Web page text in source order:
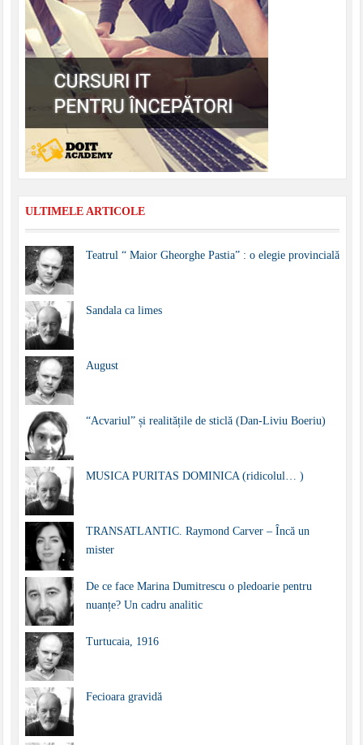
ULTIMELE ARTICOLE
Teatrul “ Maior Gheorghe Pastia” : o elegie provincială
Sandala ca limes
August
“Acvariul” și realitățile de sticlă (Dan-Liviu Boeriu)
MUSICA PURITAS DOMINICA (ridicolul… )
TRANSATLANTIC. Raymond Carver – Încă un
mister
De ce face Marina Dumitrescu o pledoarie pentru
nuanțe? Un cadru analitic
Turtucaia, 1916
Fecioara gravidă